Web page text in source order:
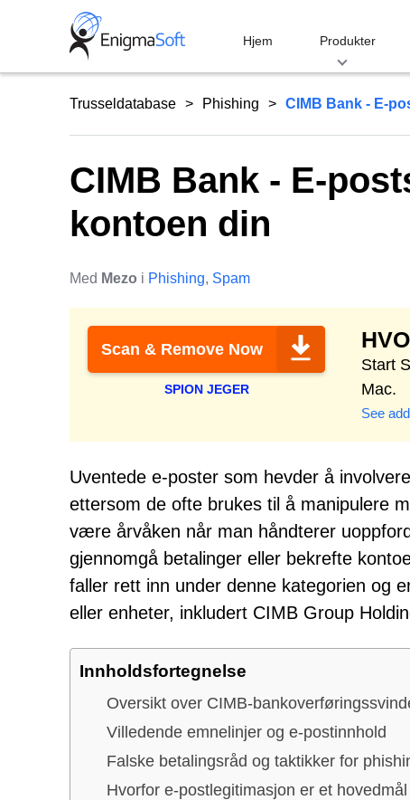
Hjem Produkter
Trusseldatabase Phishing CIMB Bank - E-
CIMB Bank - E-
kontoen din
Med Mezo i Phishing, Spam
Scan & Remove Now
SPION JEGER
Start
Mac.
See
Uventede e-poster som hevder å
ettersom de ofte brukes til å manipulere
være årvåken når man håndterer
gjennomgå betalinger eller bekrefte
faller rett inn under denne kategorien og
eller enheter, inkludert CIMB Group
Innholdsfortegnelse
Oversikt over CIMB-
Villedende emnelinjer og e-postinnhold
Falske betalingsråd og taktikker for
Hvorfor e-postlegitimasjon er et hovedmål